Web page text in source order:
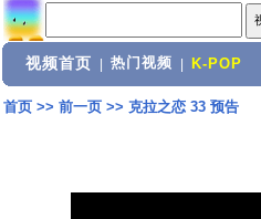
视频首页 热门视频 K-POP
首页>> 前一页>> 克拉之恋 33 预告